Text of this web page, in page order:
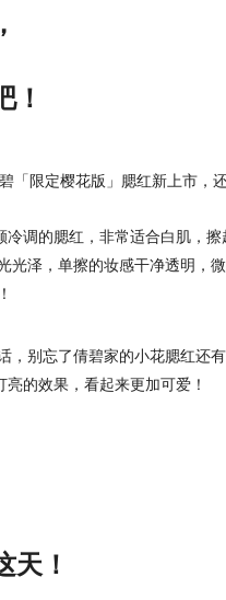
！
冷调的腮红，非常适合白肌，
光泽，单擦的妆感干净透明，
，别忘了倩碧家的小花腮红还
亮的效果，看起来更加可爱！
天！